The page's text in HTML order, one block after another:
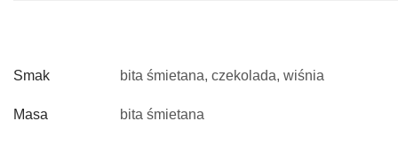
Smak bita śmietana, czekolada, wiśnia
Masa bita śmietana